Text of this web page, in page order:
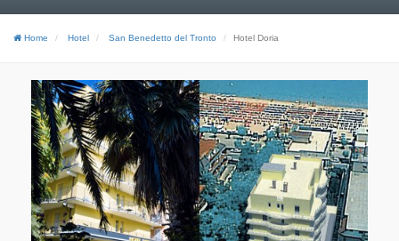
Home Hotel San Benedetto del Tronto Hotel Doria